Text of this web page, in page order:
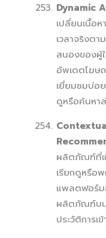
Dynamic
เปลี่ยนเนื้อ
เวลาจริงต
สนองของผู้
อัพเดตโฆษ
เยี่ยมชมบ่อ
ดูหรือค้นหา
ผลิตภัณฑ์ที่เ
เรียกดูหรือ
แพลตฟอร์ม
ผลิตภัณฑ์บ
ประวัติการเ